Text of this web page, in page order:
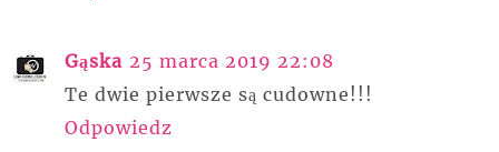
Gąska 25 marca 2019 22:08
Te dwie pierwsze są cudowne!!!
Odpowiedz